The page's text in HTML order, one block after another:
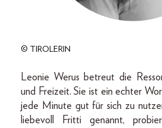
© TIROLERIN
Leonie Werus betreut die
und Freizeit. Sie ist ein echter
jede Minute gut für sich zu
liebevoll Fritti genannt,